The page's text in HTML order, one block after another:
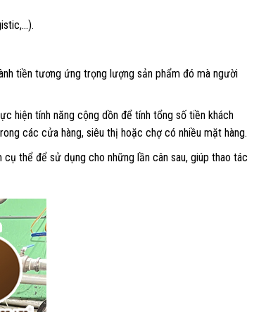
tiền tương ứng trọng lượng sản phẩm đó mà người
hiện tính năng cộng dồn để tính tổng số tiền khách
các cửa hàng, siêu thị hoặc chợ có nhiều mặt hàng.
thể để sử dụng cho những lần cân sau, giúp thao tác